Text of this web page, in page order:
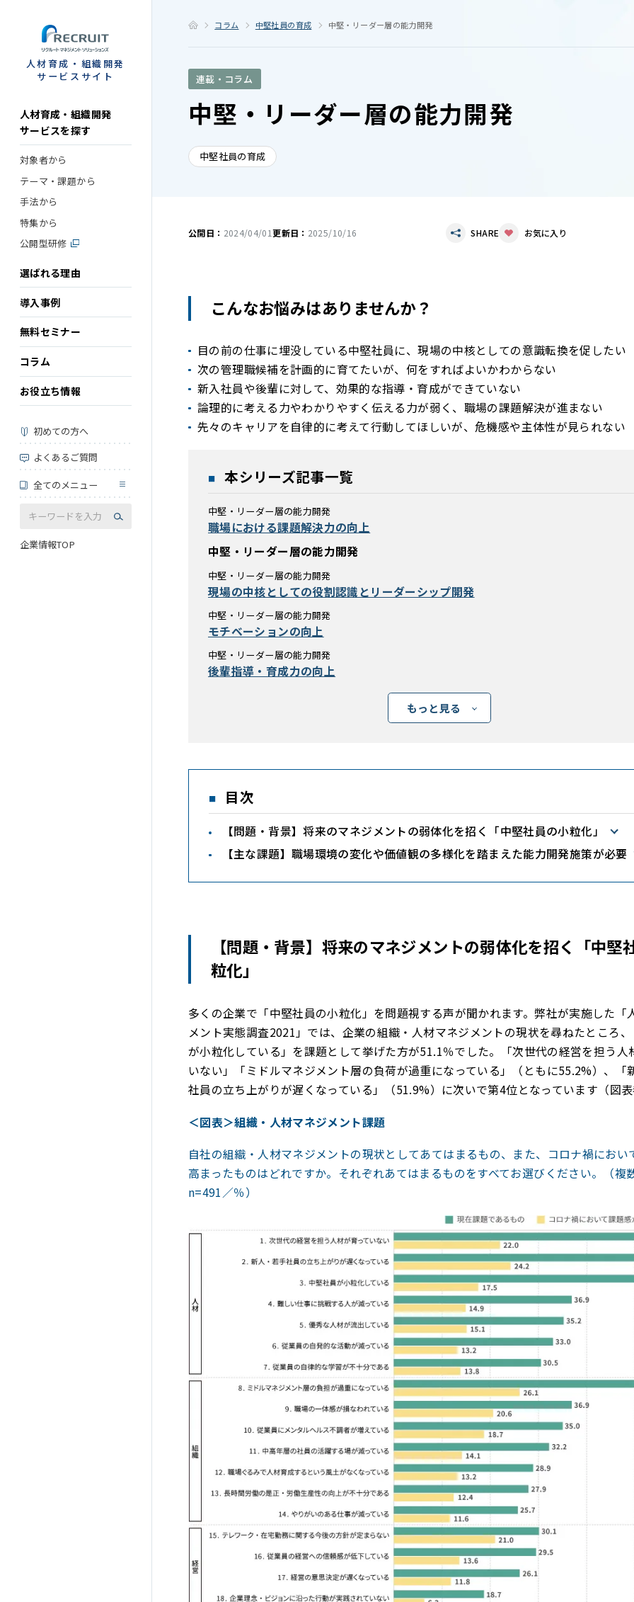
人材育成・組織開発
サービスサイト
人材育成・組織開発
サービスを探す
対象者から
テーマ・課題から
手法から
特集から
公開型研修
選ばれる理由
導入事例
無料セミナー
コラム
お役立ち情報
初めての方へ
よくあるご質問
全てのメニュー
企業情報TOP
コラム 中堅社員の育成 中堅・リーダー層の能力開発
連載・コラム
中堅・リーダー層の能力開発
中堅社員の育成
公開日： 2024/04/01更新日： 2025/10/16 SHARE お気に入り
こんなお悩みはありませんか？
目の前の仕事に埋没している中堅社員に、現場の中核としての意識転換を促したい
次の管理職候補を計画的に育てたいが、何をすればよいかわからない
新入社員や後輩に対して、効果的な指導・育成ができていない
論理的に考える力やわかりやすく伝える力が弱く、職場の課題解決が進まない
先々のキャリアを自律的に考えて行動してほしいが、危機感や主体性が見られない
本シリーズ記事一覧
中堅・リーダー層の能力開発
職場における課題解決力の向上
中堅・リーダー層の能力開発
中堅・リーダー層の能力開発
現場の中核としての役割認識とリーダーシップ開発
中堅・リーダー層の能力開発
モチベーションの向上
中堅・リーダー層の能力開発
後輩指導・育成力の向上
もっと見る
目次
【問題・背景】将来のマネジメントの弱体化を招く「中堅社員の小粒化」
【主な課題】職場環境の変化や価値観の多様化を踏まえた能力開発施策が必要
【問題・背景】将来のマネジメントの弱体化を招く「中堅
粒化」
多くの企業で「中堅社員の小粒化」を問題視する声が聞かれます。弊社が実施した「
メント実態調査2021」では、企業の組織・人材マネジメントの現状を尋ねたところ
が小粒化している」を課題として挙げた方が51.1％でした。「次世代の経営を担う人
いない」「ミドルマネジメント層の負荷が過重になっている」（ともに55.2%）、「
社員の立ち上がりが遅くなっている」（51.9%）に次いで第4位となっています（図
＜図表＞組織・人材マネジメント課題
自社の組織・人材マネジメントの現状としてあてはまるもの、また、コロナ禍におい
高まったものはどれですか。それぞれあてはまるものをすべてお選びください。（複
n=491／％）